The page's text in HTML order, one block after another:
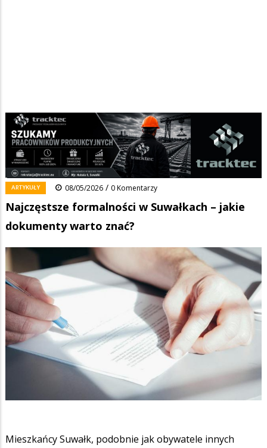
Ścieżka
nawigacyjna
Strona główna Wiadomości/Artykuły/
Najczęstsze formalności w Suwałkach – jakie dokumenty warto znać?
FacebookPinterest Tumblr
0 Reddit Share
ARTYKUŁY 08/05/2026 / 0 Komentarzy
Najczęstsze formalności w Suwałkach – jakie
dokumenty warto znać?
Mieszkańcy Suwałk, podobnie jak obywatele innych